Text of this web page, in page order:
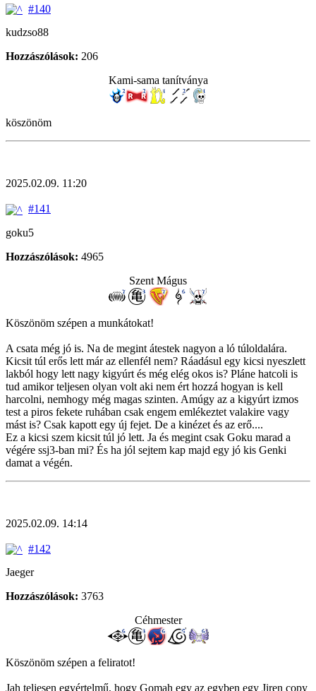
#140
kudzso88
Hozzászólások: 206
Kami-sama tanítványa
köszönöm
2025.02.09. 11:20
#141
goku5
Hozzászólások: 4965
Szent Mágus
Köszönöm szépen a munkátokat!
A csata még jó is. Na de megint átestek nagyon a ló túloldalára.
Kicsit túl erős lett már az ellenfél nem? Ráadásul egy kicsi nyeszlett
lakból hogy lett nagy kigyúrt és még elég okos is? Pláne hatcoli is
tud amikor teljesen olyan volt aki nem ért hozzá hogyan is kell
harcolni, nemhogy még magas szinten. Amúgy az a kigyúrt izmos
test a piros fekete ruhában csak engem emlékeztet valakire vagy
mást is? Csak kapott egy új fejet. De a kinézet és az erő....
Ez a kicsi szem kicsit túl jó lett. Ja és megint csak Goku marad a
végére ssj3-ban mi? És ha jól sejtem kap majd egy jó kis Genki
damat a végén.
2025.02.09. 14:14
#142
Jaeger
Hozzászólások: 3763
Céhmester
Köszönöm szépen a feliratot!
Jah teljesen egyértelmű, hogy Gomah egy az egyben egy Jiren copy